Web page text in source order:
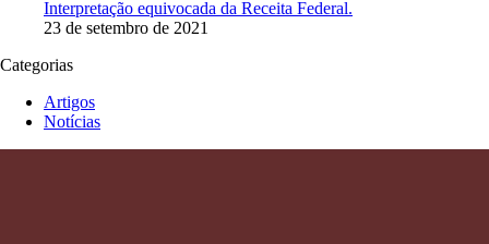
Interpretação equivocada da Receita Federal.
23 de setembro de 2021
Categorias
Artigos
Notícias